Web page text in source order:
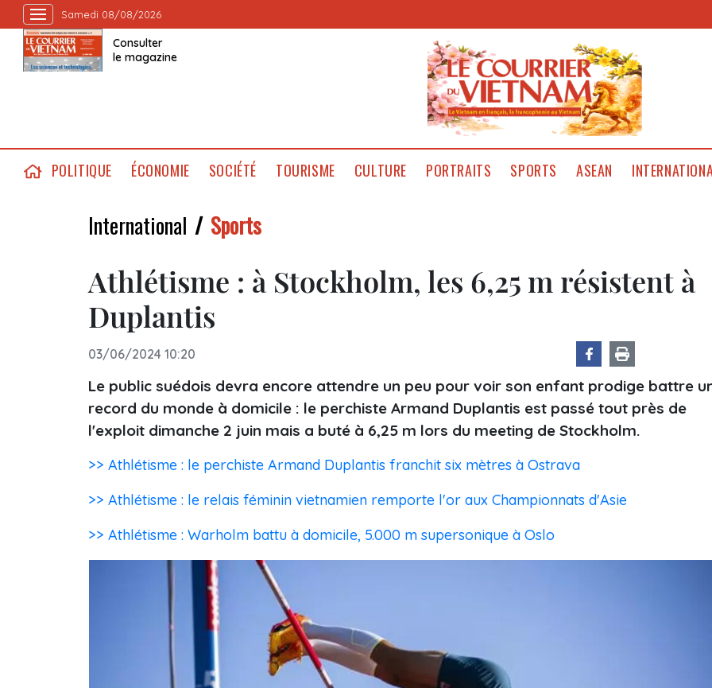
Samedi 08/08/2026
Consulter
le magazine
POLITIQUE ÉCONOMIE SOCIÉTÉ TOURISME CULTURE PORTRAITS SPORTS ASEAN
International Sports
Athlétisme : à Stockholm, les 6,25 m résistent à
Duplantis
03/06/2024 10:20
Le public suédois devra encore attendre un peu pour voir son enfant prodige battre
record du monde à domicile : le perchiste Armand Duplantis est passé tout près de
l'exploit dimanche 2 juin mais a buté à 6,25 m lors du meeting de Stockholm.
>> Athlétisme : le perchiste Armand Duplantis franchit six mètres à Ostrava
>> Athlétisme : le relais féminin vietnamien remporte l'or aux Championnats d'Asie
>> Athlétisme : Warholm battu à domicile, 5.000 m supersonique à Oslo